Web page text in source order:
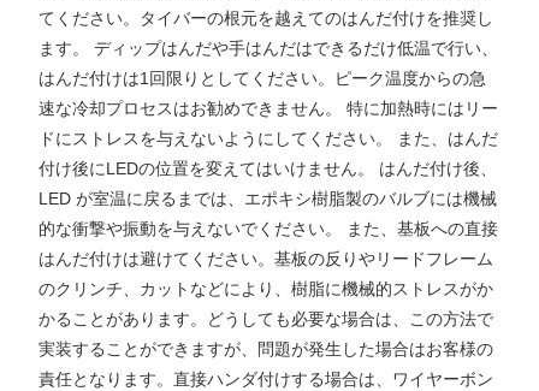
てください。タイバーの根元を越えてのはんだ付けを推奨し
ます。 ディップはんだや手はんだはできるだけ低温で行い、
はんだ付けは1回限りとしてください。ピーク温度からの急
速な冷却プロセスはお勧めできません。 特に加熱時にはリー
ドにストレスを与えないようにしてください。 また、はんだ
付け後にLEDの位置を変えてはいけません。 はんだ付け後、
LED が室温に戻るまでは、エポキシ樹脂製のバルブには機械
的な衝撃や振動を与えないでください。 また、基板への直接
はんだ付けは避けてください。基板の反りやリードフレーム
のクリンチ、カットなどにより、樹脂に機械的ストレスがか
かることがあります。どうしても必要な場合は、この方法で
実装することができますが、問題が発生した場合はお客様の
責任となります。直接ハンダ付けする場合は、ワイヤーボン